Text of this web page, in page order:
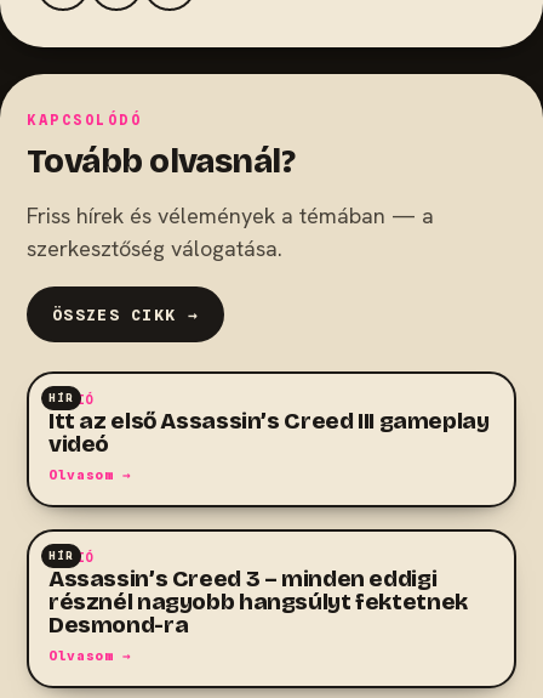
KAPCSOLÓDÓ
Tovább olvasnál?
Friss hírek és vélemények a témában — a
szerkesztőség válogatása.
ÖSSZES CIKK →
HÍR
AKCIÓ
Itt az első Assassin’s Creed III gameplay
videó
Olvasom →
HÍR
AKCIÓ
Assassin’s Creed 3 – minden eddigi
résznél nagyobb hangsúlyt fektetnek
Desmond-ra
Olvasom →